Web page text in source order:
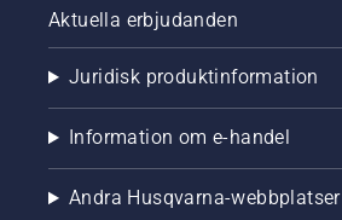
Aktuella erbjudanden
Juridisk produktinformation
Information om e-handel
Andra Husqvarna-webbplatser